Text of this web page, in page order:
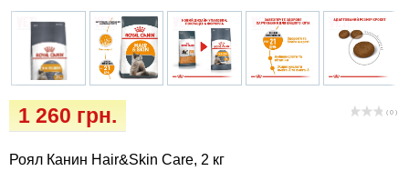
( 0 )
1 260 грн.
Роял Канин Hair&Skin Care, 2 кг
Ласощі та корма
Vet Diet Canine Wet - ветеринарные диеты
для собак
килимки
Миски, автогодівниці, поілки